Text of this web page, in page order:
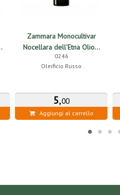
Zammara Monocultivar
Nocellara dell'Etna Olio...
0246
Oleificio Russo
5,00
Aggiungi al carrello